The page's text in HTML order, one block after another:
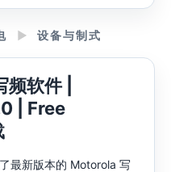
► 设备与制式
软件 |
| Free
最新版本的 Motorola 写